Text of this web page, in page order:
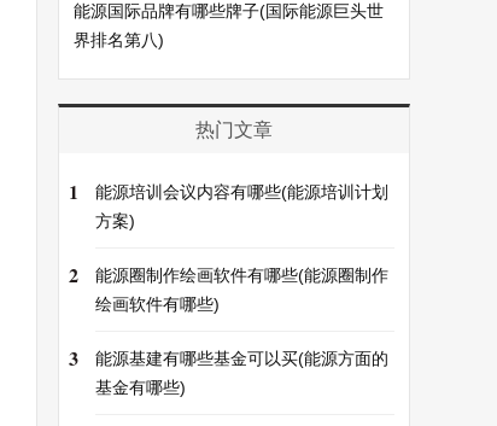
能源国际品牌有哪些牌子(国际能源巨头世
界排名第八)
热门文章
1
能源培训会议内容有哪些(能源培训计划
方案)
2
能源圈制作绘画软件有哪些(能源圈制作
绘画软件有哪些)
3
能源基建有哪些基金可以买(能源方面的
基金有哪些)